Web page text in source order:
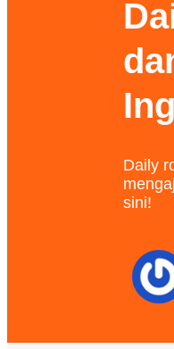
Daily
sini!